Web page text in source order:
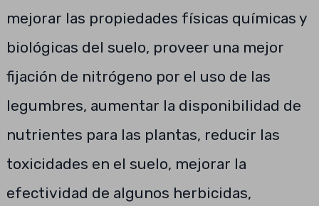
mejorar las propiedades físicas químicas y
biológicas del suelo, proveer una mejor
fijación de nitrógeno por el uso de las
legumbres, aumentar la disponibilidad de
nutrientes para las plantas, reducir las
toxicidades en el suelo, mejorar la
efectividad de algunos herbicidas,